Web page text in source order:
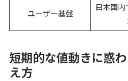
ユーザー基盤
日本国
短期的な値動きに惑
え方